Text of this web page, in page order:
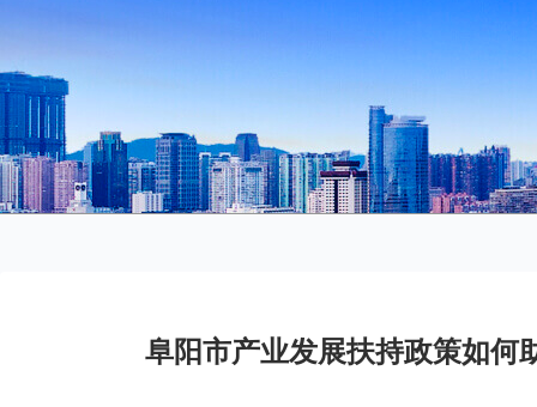
阜阳市产业发展扶持政策如何